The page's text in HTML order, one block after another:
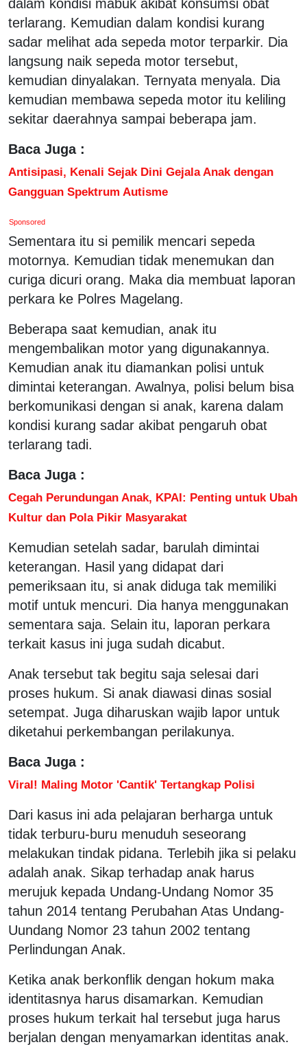
dalam kondisi mabuk akibat konsumsi obat
terlarang. Kemudian dalam kondisi kurang
sadar melihat ada sepeda motor terparkir. Dia
langsung naik sepeda motor tersebut,
kemudian dinyalakan. Ternyata menyala. Dia
kemudian membawa sepeda motor itu keliling
sekitar daerahnya sampai beberapa jam.
Baca Juga :
Antisipasi, Kenali Sejak Dini Gejala Anak dengan
Gangguan Spektrum Autisme
Sponsored
Sementara itu si pemilik mencari sepeda
motornya. Kemudian tidak menemukan dan
curiga dicuri orang. Maka dia membuat laporan
perkara ke Polres Magelang.
Beberapa saat kemudian, anak itu
mengembalikan motor yang digunakannya.
Kemudian anak itu diamankan polisi untuk
dimintai keterangan. Awalnya, polisi belum bisa
berkomunikasi dengan si anak, karena dalam
kondisi kurang sadar akibat pengaruh obat
terlarang tadi.
Baca Juga :
Cegah Perundungan Anak, KPAI: Penting untuk Ubah
Kultur dan Pola Pikir Masyarakat
Kemudian setelah sadar, barulah dimintai
keterangan. Hasil yang didapat dari
pemeriksaan itu, si anak diduga tak memiliki
motif untuk mencuri. Dia hanya menggunakan
sementara saja. Selain itu, laporan perkara
terkait kasus ini juga sudah dicabut.
Anak tersebut tak begitu saja selesai dari
proses hukum. Si anak diawasi dinas sosial
setempat. Juga diharuskan wajib lapor untuk
diketahui perkembangan perilakunya.
Baca Juga :
Viral! Maling Motor 'Cantik' Tertangkap Polisi
Dari kasus ini ada pelajaran berharga untuk
tidak terburu-buru menuduh seseorang
melakukan tindak pidana. Terlebih jika si pelaku
adalah anak. Sikap terhadap anak harus
merujuk kepada Undang-Undang Nomor 35
tahun 2014 tentang Perubahan Atas Undang-
Uundang Nomor 23 tahun 2002 tentang
Perlindungan Anak.
Ketika anak berkonflik dengan hokum maka
identitasnya harus disamarkan. Kemudian
proses hukum terkait hal tersebut juga harus
berjalan dengan menyamarkan identitas anak.